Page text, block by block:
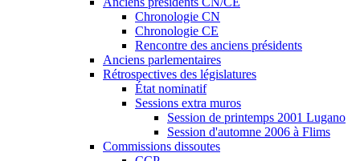
Chronologie CN
Chronologie CE
Rencontre des anciens présidents
Anciens parlementaires
Rétrospectives des législatures
État nominatif
Sessions extra muros
Session de printemps 2001 Lugano
Session d'automne 2006 à Flims
Commissions dissoutes